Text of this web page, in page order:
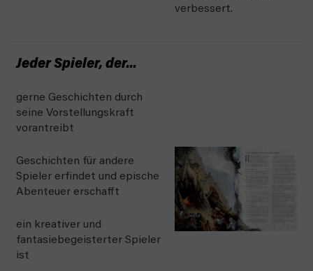
verbessert.
Jeder Spieler, der...
gerne Geschichten durch
seine Vorstellungskraft
vorantreibt
Geschichten für andere
Spieler erfindet und epische
Abenteuer erschafft
ein kreativer und
fantasiebegeisterter Spieler
ist